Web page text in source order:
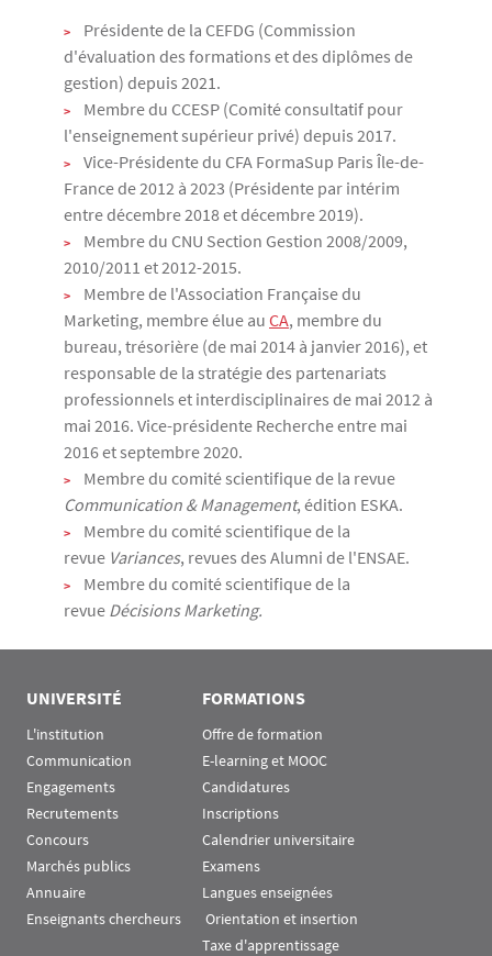
Présidente de la CEFDG (Commission
d'évaluation des formations et des diplômes de
gestion) depuis 2021.
Membre du CCESP (Comité consultatif pour
l'enseignement supérieur privé) depuis 2017.
Vice-Présidente du CFA FormaSup Paris Île-de-
France de 2012 à 2023 (Présidente par intérim
entre décembre 2018 et décembre 2019).
Membre du CNU Section Gestion 2008/2009,
2010/2011 et 2012-2015.
Membre de l'Association Française du
Marketing, membre élue au CA, membre du
bureau, trésorière (de mai 2014 à janvier 2016), et
responsable de la stratégie des partenariats
professionnels et interdisciplinaires de mai 2012 à
mai 2016. Vice-présidente Recherche entre mai
2016 et septembre 2020.
Membre du comité scientifique de la revue
Communication & Management, édition ESKA.
Membre du comité scientifique de la
revue Variances, revues des Alumni de l'ENSAE.
Membre du comité scientifique de la
revue Décisions Marketing.
UNIVERSITÉ
L'institution
Communication
Engagements
Recrutements
Concours
Marchés publics
Annuaire
Enseignants chercheurs
FORMATIONS
Offre de formation
E-learning et MOOC
Candidatures
Inscriptions
Calendrier universitaire
Examens
Langues enseignées
Orientation et insertion
Taxe d'apprentissage